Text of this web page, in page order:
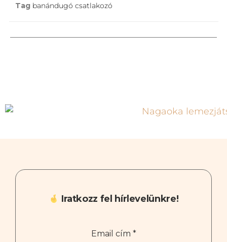
Tag banándugó csatlakozó
Iratkozz fel hírlevelünkre!
Email cím *